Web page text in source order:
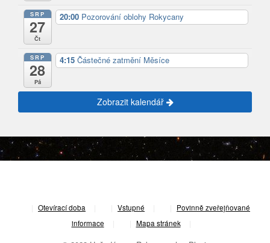
SRP
27
Čt
20:00 Pozorování oblohy Rokycany
SRP
28
Pá
4:15 Částečné zatmění Měsíce
Zobrazit kalendář
Otevírací doba Vstupné
Povinně zveřejňované
informace
Mapa stránek